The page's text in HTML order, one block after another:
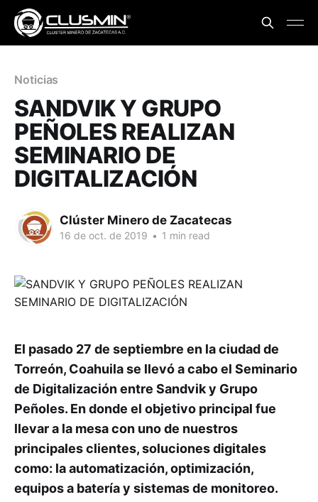
Noticias
SANDVIK Y GRUPO
PEÑOLES REALIZAN
SEMINARIO DE
DIGITALIZACIÓN
Clúster Minero de Zacatecas
16 de oct. de 2019 • 1 min read
El pasado 27 de septiembre en la ciudad de
Torreón, Coahuila se llevó a cabo el Seminario
de Digitalización entre Sandvik y Grupo
Peñoles. En donde el objetivo principal fue
llevar a la mesa con uno de nuestros
principales clientes, soluciones digitales
como: la automatización, optimización,
equipos a batería y sistemas de monitoreo.